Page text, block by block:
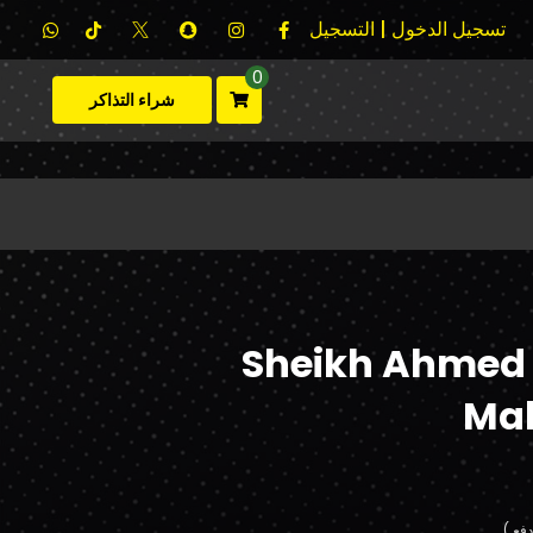
تسجيل الدخول | التسجيل
0
شراء التذاكر
Sheikh